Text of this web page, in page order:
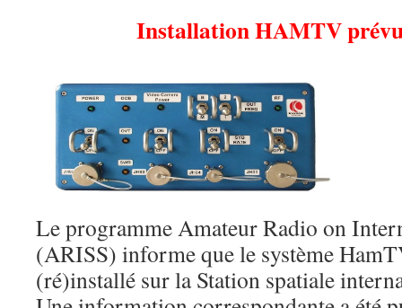
Installation HAMTV
Le programme Amateur Radio on
(ARISS) informe que le système
(ré)installé sur la Station spatiale